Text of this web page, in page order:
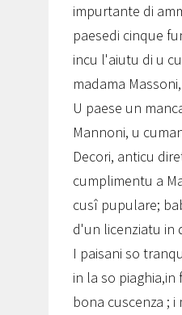
impurtante di
paesedi cinque
incu l'aiutu di u
madama
U paese un
Mannoni, u
Decori, anticu
cumplimentu a
cusî pupulare;
d'un licenziatu in
I paisani so
in la so piaghia,in
bona cuscenza ;